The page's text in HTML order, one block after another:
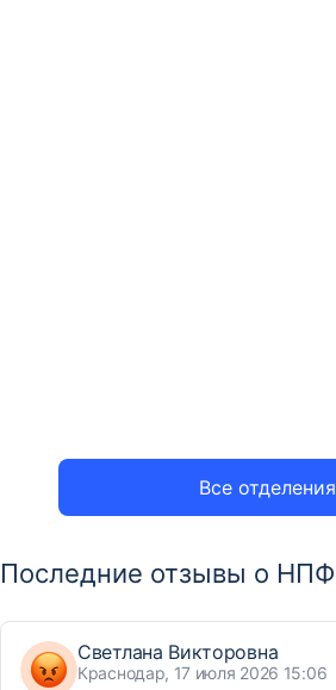
Все отделения
Последние отзывы о НПФ
Светлана Викторовна
Краснодар, 17 июля 2026 15:06